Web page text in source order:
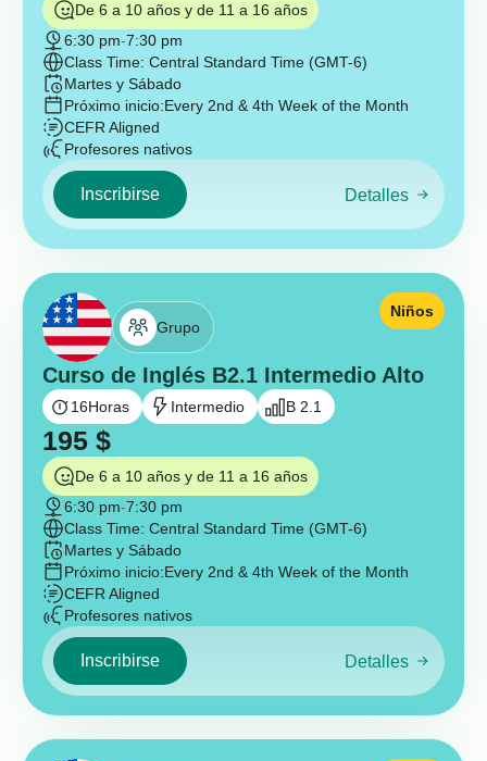
De 6 a 10 años y de 11 a 16 años
6:30 pm-7:30 pm
Class Time: Central Standard Time (GMT-6)
Martes y Sábado
Próximo inicio:Every 2nd & 4th Week of the Month
CEFR Aligned
Profesores nativos
Inscribirse Detalles
Grupo
Curso de Inglés B2.1 Intermedio Alto
Niños
16Horas Intermedio B 2.1
195 $
De 6 a 10 años y de 11 a 16 años
6:30 pm-7:30 pm
Class Time: Central Standard Time (GMT-6)
Martes y Sábado
Próximo inicio:Every 2nd & 4th Week of the Month
CEFR Aligned
Profesores nativos
Inscribirse Detalles